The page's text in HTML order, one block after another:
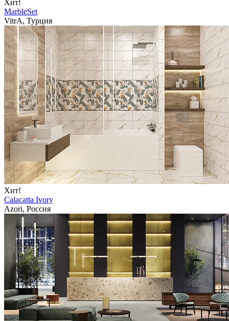
Хит!
MarbleSet
VitrA, Турция
Хит!
Calacatta Ivory
Azori, Россия